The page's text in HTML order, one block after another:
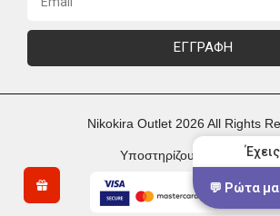
ΕΓΓΡΑΦΗ
Nikokira Outlet 2026 All Rights
Υποστηρίζουμε Πληρωμές
💬 Ρώτα